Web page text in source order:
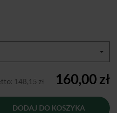
148,15 zł 160,00 zł
DODAJ DO KOSZYKA